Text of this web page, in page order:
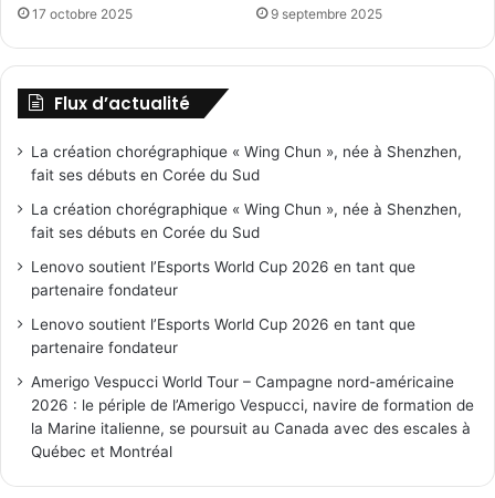
17 octobre 2025 9 septembre 2025
Flux d’actualité
La création chorégraphique « Wing Chun », née à Shenzhen,
fait ses débuts en Corée du Sud
La création chorégraphique « Wing Chun », née à Shenzhen,
fait ses débuts en Corée du Sud
Lenovo soutient l’Esports World Cup 2026 en tant que
partenaire fondateur
Lenovo soutient l’Esports World Cup 2026 en tant que
partenaire fondateur
Amerigo Vespucci World Tour – Campagne nord-américaine
2026 : le périple de l’Amerigo Vespucci, navire de formation de
la Marine italienne, se poursuit au Canada avec des escales à
Québec et Montréal